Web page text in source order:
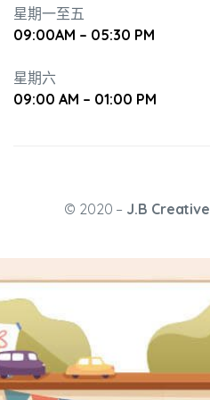
星期一至五
09:00AM – 05:30 PM
星期六
09:00 AM – 01:00 PM
© 2020 – J.B Creative